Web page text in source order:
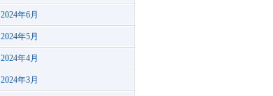
2024年6月
2024年5月
2024年4月
2024年3月